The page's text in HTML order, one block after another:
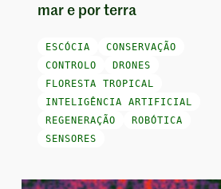
mar e por terra
ESCÓCIA
CONSERVAÇÃO
CONTROLO
DRONES
FLORESTA TROPICAL
INTELIGÊNCIA ARTIFICIAL
REGENERAÇÃO
ROBÓTICA
SENSORES